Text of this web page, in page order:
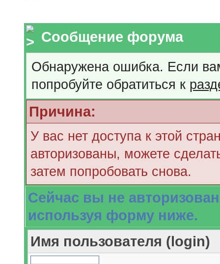
Сообщение форума
Обнаружена ошибка. Если
попробуйте обратиться к
Причина:
У вас нет доступа к этой
авторизованы, можете
затем попробовать снова.
Сейчас вы не
используя форму ниже.
Имя пользователя (login)